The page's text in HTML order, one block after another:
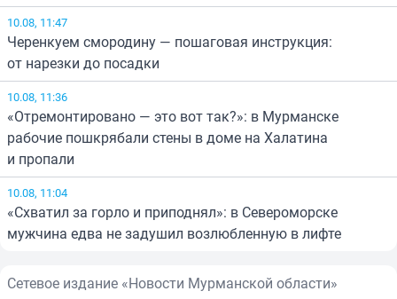
10.08, 11:47
Черенкуем смородину — пошаговая инструкция:
от нарезки до посадки
10.08, 11:36
«Отремонтировано — это вот так?»: в Мурманске
рабочие пошкрябали стены в доме на Халатина
и пропали
10.08, 11:04
«Схватил за горло и приподнял»: в Североморске
мужчина едва не задушил возлюбленную в лифте
Сетевое издание «Новости Мурманской области»